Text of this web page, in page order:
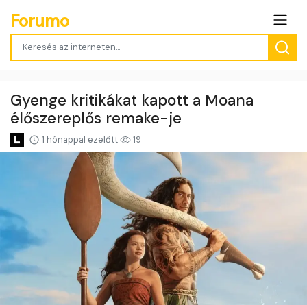
Forumo
Gyenge kritikákat kapott a Moana
élőszereplős remake-je
1 hónappal ezelőtt 19